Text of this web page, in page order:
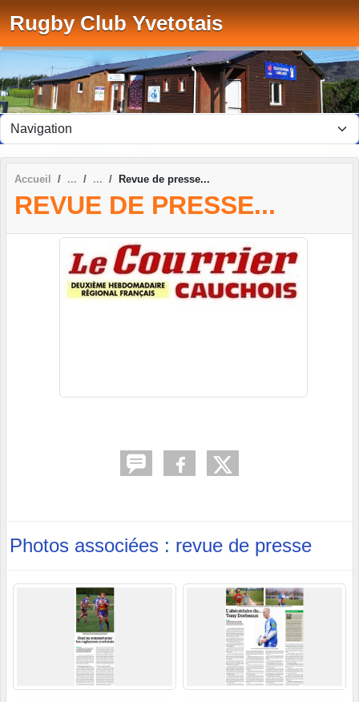
Rugby Club Yvetotais
Accueil Revue de presse...
REVUE DE PRESSE...
Photos associées : revue de presse